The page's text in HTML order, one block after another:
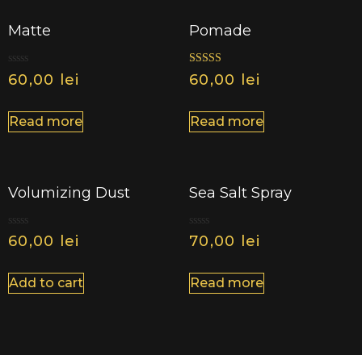
Matte
Rated
0
5
60,00 lei
Read more
Pomade
Rated
5.00
60,00 lei
Read more
Volumizing Dust
Rated
0
5
60,00 lei
Add to cart
Sea Salt Spray
Rated
0
5
70,00 lei
Read more